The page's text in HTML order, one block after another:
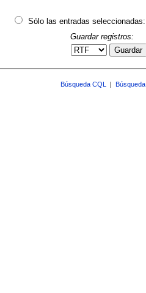
Sólo las entradas seleccionadas:
Guardar registros:
Guardar
Búsqueda CQL